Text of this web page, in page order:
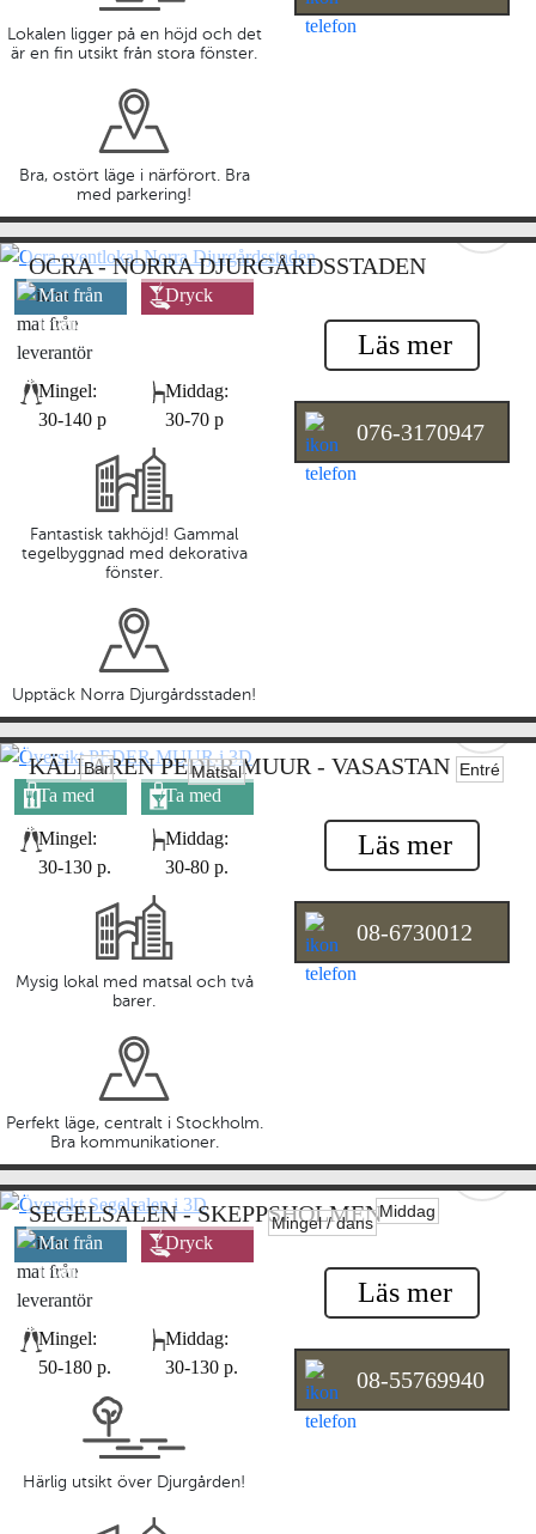
Lokalen ligger på en höjd och det
är en fin utsikt från stora fönster.
Bra, ostört läge i närförort. Bra
med parkering!
OCRA - NORRA DJURGÅRDSSTADEN
Mat från
leverantör
Dryck
Mingel:
30-140 p
Middag:
30-70 p
Fantastisk takhöjd! Gammal
tegelbyggnad med dekorativa
fönster.
Upptäck Norra Djurgårdsstaden!
Läs mer
076-3170947
KÄLLAREN PEDER MUUR - VASASTAN Entré
Matsal
Bar
Ta med
Ta med
Mingel:
30-130 p.
Middag:
30-80 p.
Mysig lokal med matsal och två
barer.
Perfekt läge, centralt i Stockholm.
Bra kommunikationer.
Läs mer
08-6730012
SEGELSALEN - SKEPPSHOLMENMiddag
Mingel / dans
Mat från
leverantör
Dryck
Mingel:
50-180 p.
Middag:
30-130 p.
Härlig utsikt över Djurgården!
Läs mer
08-55769940